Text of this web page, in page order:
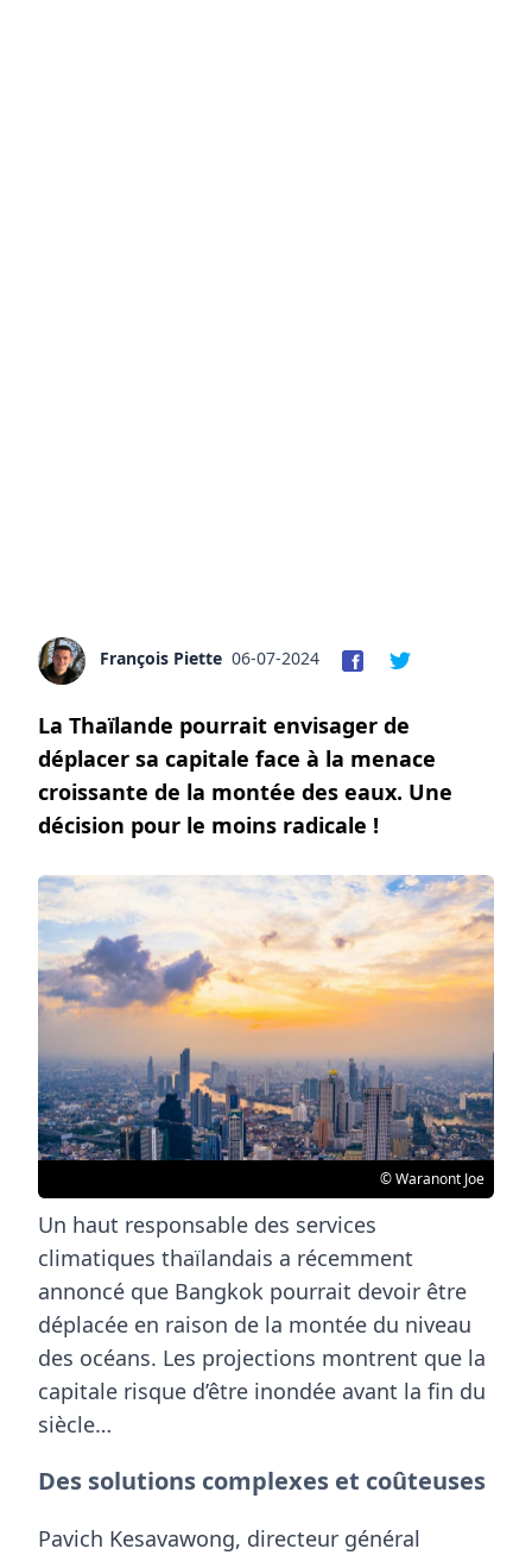
François Piette 06-07-2024
La Thaïlande pourrait envisager de
déplacer sa capitale face à la menace
croissante de la montée des eaux. Une
décision pour le moins radicale !
© Waranont Joe
Un haut responsable des services
climatiques thaïlandais a récemment
annoncé que Bangkok pourrait devoir être
déplacée en raison de la montée du niveau
des océans. Les projections montrent que la
capitale risque d’être inondée avant la fin du
siècle…
Des solutions complexes et coûteuses
Pavich Kesavawong, directeur général